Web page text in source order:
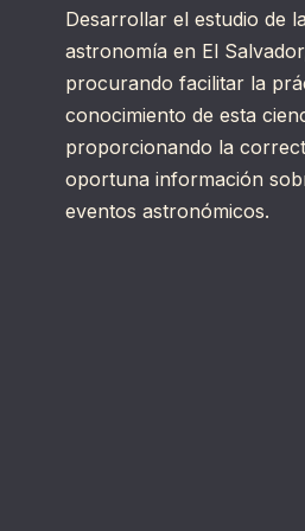
Desarrollar el estudio de la
astronomía en El
procurando facilitar la
conocimiento de esta
proporcionando la
oportuna información
eventos astronómicos.